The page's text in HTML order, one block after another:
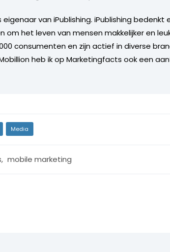
eigenaar van iPublishing. iPublishing
om het leven van mensen makkelijker en
consumenten en zijn actief in diverse
heb ik op Marketingfacts ook een
Media
, mobile marketing